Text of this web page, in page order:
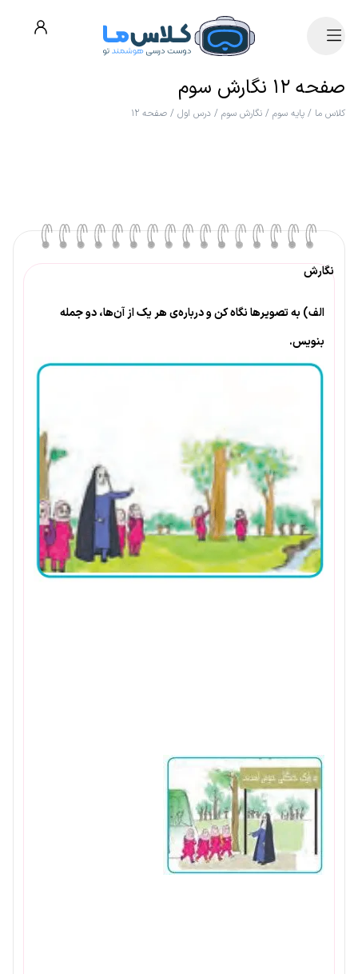
صفحه ۱۲ نگارش سوم
کلاس ما / پایه سوم / نگارش سوم / درس اول / صفحه ۱۲
نگارش
الف) به تصویرها نگاه کن و درباره‌ی هر یک از آن‌ها، دو جمله
بنویس.